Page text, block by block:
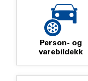
Person- og
varebildekk